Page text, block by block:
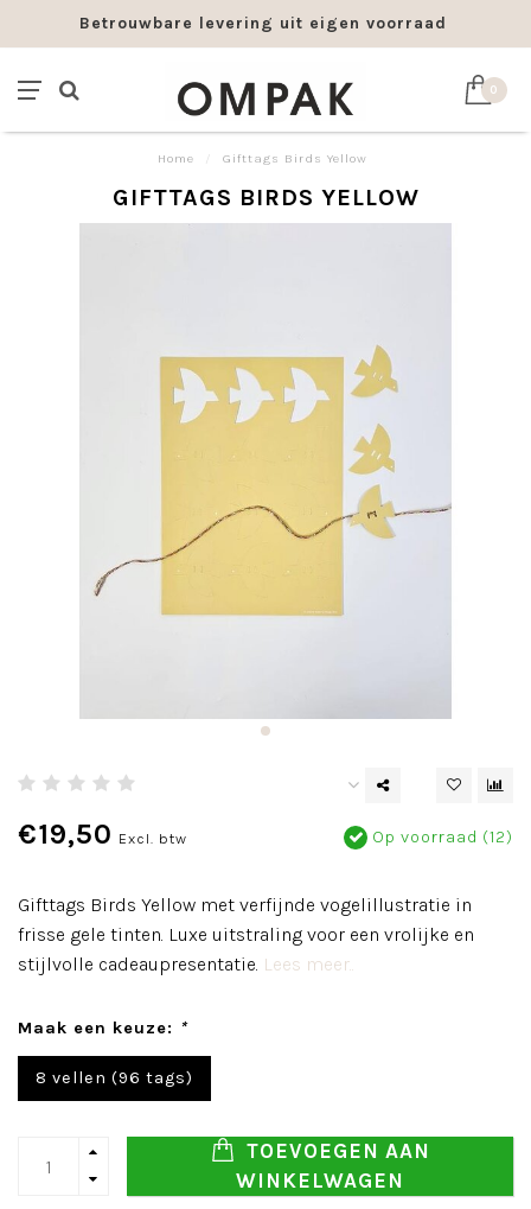
Betrouwbare levering uit eigen voorraad
0
Home Gifttags Birds Yellow
GIFTTAGS BIRDS YELLOW
€19,50 Excl. btw Op voorraad (12)
Gifttags Birds Yellow met verfijnde vogelillustratie in
frisse gele tinten. Luxe uitstraling voor een vrolijke en
stijlvolle cadeaupresentatie. Lees meer..
Maak een keuze: *
8 vellen (96 tags)
TOEVOEGEN AAN
WINKELWAGEN